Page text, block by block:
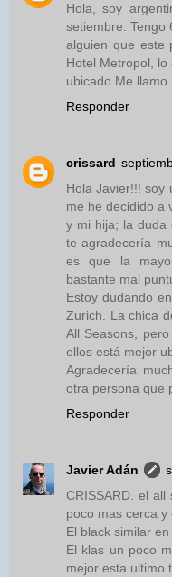
Hola, soy
setiembre. Tengo
alguien que este
Hotel Metropol,
ubicado.Me llamo
Responder
crissard
Hola Javier!!! soy
me he decidido a
y mi hija; la duda
te agradecería
es que la
bastante mal
Estoy dudando
Zurich. La chica
All Seasons,
ellos está mejor
Agradecería
otra persona que
Responder
Javier Adán
CRISSARD. el
poco mas cerca
El black similar
El klas un poco
mejor esta ultimo